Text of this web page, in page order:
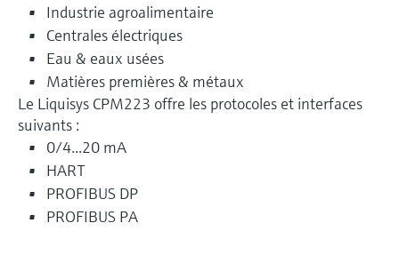
Industrie agroalimentaire
Centrales électriques
Eau & eaux usées
Matières premières & métaux
Le Liquisys CPM223 offre les protocoles et interfaces
suivants :
0/4...20 mA
HART
PROFIBUS DP
PROFIBUS PA